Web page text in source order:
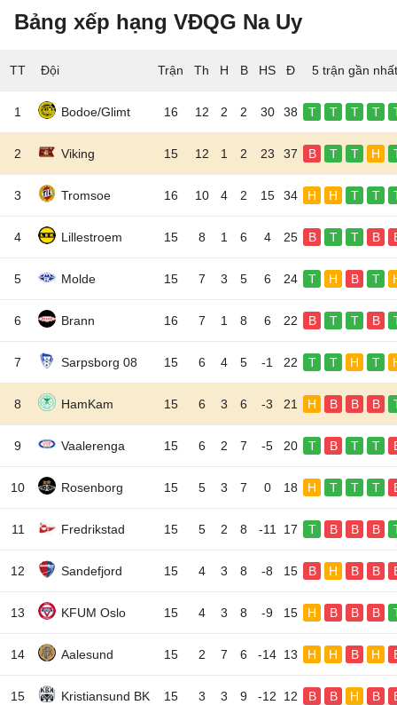
Bảng xếp hạng VĐQG Na Uy
TT Đội 5 trận gần nhất
1 Bodoe/Glimt 16 12 2 2 30 38 T T T T
2 Viking 15 12 1 2 23 37 B T T H
3 Tromsoe 16 10 4 2 15 34 H H T T
4 Lillestroem 15 8 1 6 4 25 B T T B
5 Molde 15 7 3 5 6 24 T H B T
6 Brann 16 7 1 8 6 22 B T T B
7 Sarpsborg 08 15 6 4 5 -1 22 T T H T
8 HamKam 15 6 3 6 -3 21 H B B B
9 Vaalerenga 15 6 2 7 -5 20 T B T T
10 Rosenborg 15 5 3 7 0 18 H T T T
11 Fredrikstad 15 5 2 8 -11 17 T B B B
12 Sandefjord 15 4 3 8 -8 15 B H B B
13 KFUM Oslo 15 4 3 8 -9 15 H B B B
14 Aalesund 15 2 7 6 -14 13 H H B H
15 Kristiansund BK 15 3 3 9 -12 12 B B H B